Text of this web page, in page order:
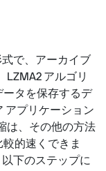
で、アーカイブ
LZMA2 アルゴリ
ータを保存するデ
アプリケーション
は、その他の方法
的速くできま
下のステップに